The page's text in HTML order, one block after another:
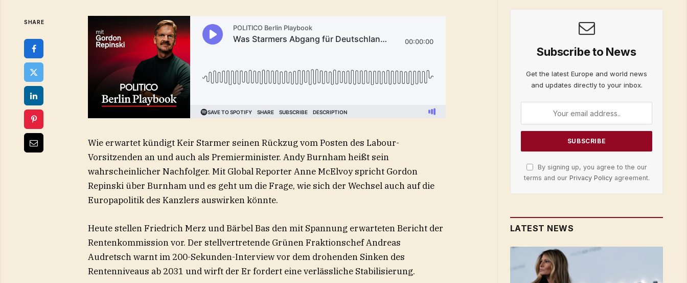
SHARE
Wie erwartet kündigt Keir Starmer seinen Rückzug vom Posten des Labour-
Vorsitzenden an und auch als Premierminister. Andy Burnham heißt sein
wahrscheinlicher Nachfolger. Mit Global Reporter Anne McElvoy spricht Gordon
Repinski über Burnham und es geht um die Frage, wie sich der Wechsel auch auf die
Europapolitik des Kanzlers auswirken könnte.
Heute stellen Friedrich Merz und Bärbel Bas den mit Spannung erwarteten Bericht der
Rentenkommission vor. Der stellvertretende Grünen Fraktionschef Andreas
Audretsch warnt im 200-Sekunden-Interview vor dem drohenden Sinken des
Rentenniveaus ab 2031 und wirft der Er fordert eine verlässliche Stabilisierung.
Subscribe to News
Get the latest Europe and world news
and updates directly to your inbox.
By signing up, you agree to the our
terms and our Privacy Policyagreement.
LATEST NEWS